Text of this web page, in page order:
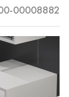
00008882